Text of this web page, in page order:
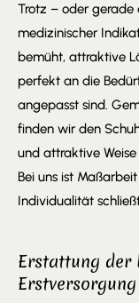
Trotz – oder
medizinischer
bemüht, attraktive
perfekt an die
angepasst sind.
finden wir den
und attraktive
Bei uns ist
Individualität
Erstattung der
Erstversorgung